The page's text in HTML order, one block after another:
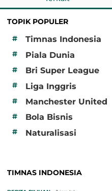
TOPIK POPULER
#
Timnas Indonesia
# Piala Dunia
# Bri Super League
# Liga Inggris
# Manchester United
# Bola Bisnis
# Naturalisasi
TIMNAS INDONESIA